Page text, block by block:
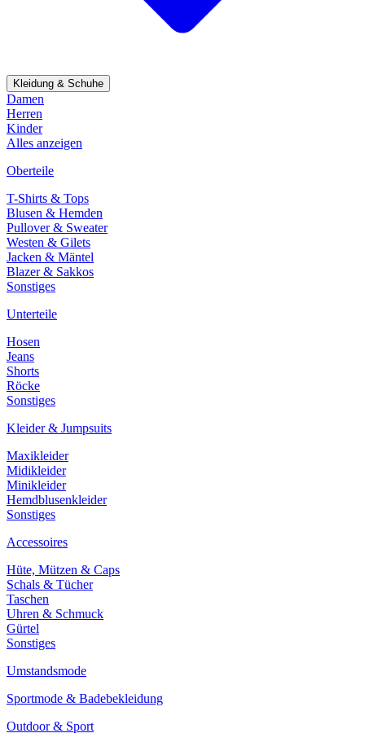
Kleidung & Schuhe
Damen
Herren
Kinder
Alles anzeigen
Oberteile
T-Shirts & Tops
Blusen & Hemden
Pullover & Sweater
Westen & Gilets
Jacken & Mäntel
Blazer & Sakkos
Sonstiges
Unterteile
Hosen
Jeans
Shorts
Röcke
Sonstiges
Kleider & Jumpsuits
Maxikleider
Midikleider
Minikleider
Hemdblusenkleider
Sonstiges
Accessoires
Hüte, Mützen & Caps
Schals & Tücher
Taschen
Uhren & Schmuck
Gürtel
Sonstiges
Umstandsmode
Sportmode & Badebekleidung
Outdoor & Sport